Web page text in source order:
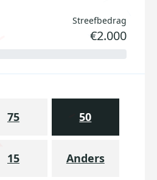
Streefbedrag
€2.000
75 50
15 Anders